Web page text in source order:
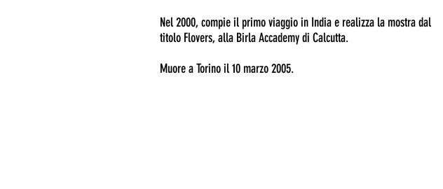
Nel 2000, compie il primo viaggio in India e realizza la mostra dal
titolo Flovers, alla Birla Accademy di Calcutta.
Muore a Torino il 10 marzo 2005.